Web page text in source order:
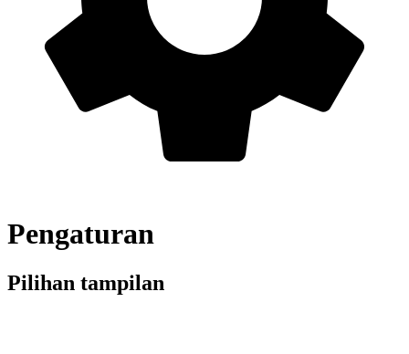
Pengaturan
Pilihan tampilan